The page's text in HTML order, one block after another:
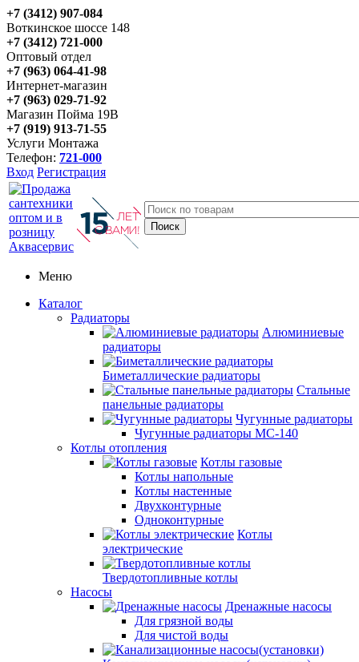
+7 (3412) 907-084
Воткинское шоссе 148
+7 (3412) 721-000
Оптовый отдел
+7 (963) 064-41-98
Интернет-магазин
+7 (963) 029-71-92
Магазин Пойма 19В
+7 (919) 913-71-55
Услуги Монтажа
Телефон: 721-000
Вход Регистрация
Меню
Каталог
Радиаторы
Алюминиевые
радиаторы
Биметаллические радиаторы
Стальные
панельные радиаторы
Чугунные радиаторы
Чугунные радиаторы МС-140
Котлы отопления
Котлы газовые
Котлы напольные
Котлы настенные
Двухконтурные
Одноконтурные
Котлы
электрические
Твердотопливные котлы
Насосы
Дренажные насосы
Для грязной воды
Для чистой воды